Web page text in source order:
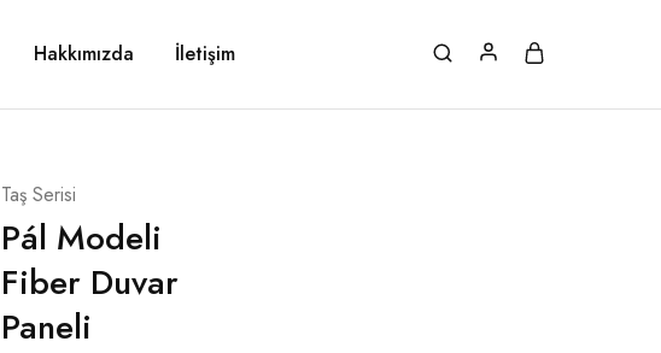
Hakkımızda İletişim
Taş Serisi
Pál Modeli
Fiber Duvar
Paneli